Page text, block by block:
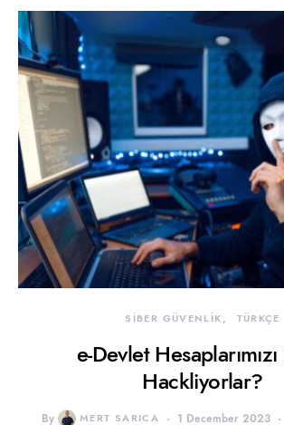
SİBER GÜVENLİK TÜRKÇE
e-Devlet Hesaplarımızı
Hackliyorlar?
By MERT SARICA 1 December 2023